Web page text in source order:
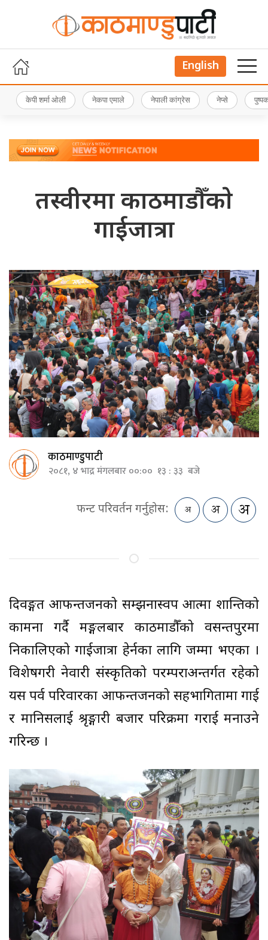
English
केपी शर्मा ओली नेकपा एमाले नेपाली कांग्रेस नेप्से
तस्वीरमा काठमाडौँकाे
गाईजात्रा
काठमाण्डुपाटी
२०८१, ४ भाद्र मंगलबार ००:०० १३ : ३३ बजे
फन्ट परिवर्तन गर्नुहोस:
दिवङ्गत आफन्तजनको सम्झनास्वरुप आत्मा शान्तिको
कामना गर्दै मङ्गलबार काठमाडौँको वसन्तपुरमा
निकालिएको गाईजात्रा हेर्नका लागि जम्मा भएका ।
विशेषगरी नेवारी संस्कृतिको परम्पराअन्तर्गत रहेको
यस पर्व परिवारका आफन्तजनको सहभागितामा गाई
र मानिसलाई श्रृङ्गारी बजार परिक्रमा गराई मनाउने
गरिन्छ ।